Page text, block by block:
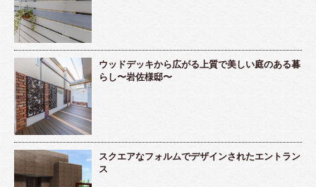
ウッドデッキから広がる上質で美しい庭のある暮
らし〜岩佐様邸〜
スクエアなフォルムでデザインされたエントラン
ス